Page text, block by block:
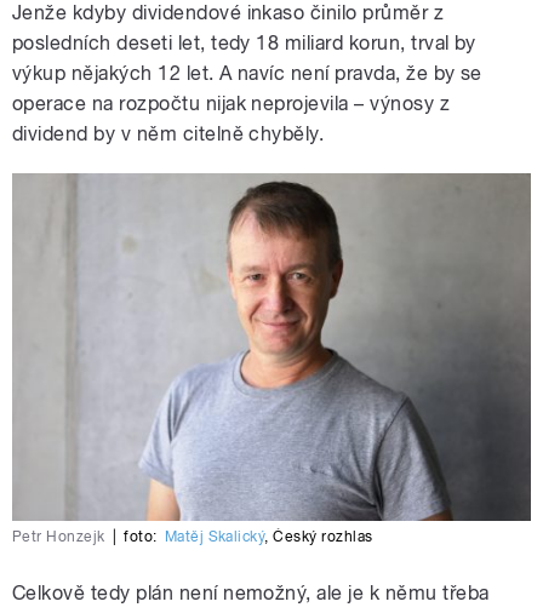
Jenže kdyby dividendové inkaso činilo průměr z
posledních deseti let, tedy 18 miliard korun, trval by
výkup nějakých 12 let. A navíc není pravda, že by se
operace na rozpočtu nijak neprojevila – výnosy z
dividend by v něm citelně chyběly.
Petr Honzejk foto: Matěj Skalický,Český rozhlas
Celkově tedy plán není nemožný, ale je k němu třeba